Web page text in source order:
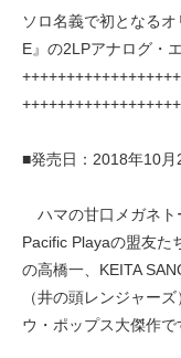
ソロ名義で初となる
E』の2LPアナログ・
++++++++++++++++++
■発売日：2018年10
ハマの甘口メガネト
Pacific Playaの盟友た
の高橋一、KEITA
（井の頭レンジャー
ウ・ポップス大傑作で